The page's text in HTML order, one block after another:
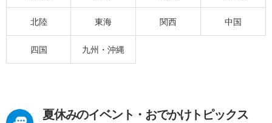
北陸 東海 関西 中国
四国 九州・沖縄
夏休みのイベント・おでかけトピックス